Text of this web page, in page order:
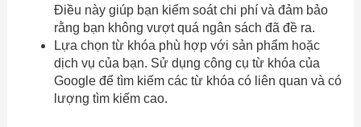
Điều này giúp bạn kiểm soát chi phí và đảm bảo
rằng bạn không vượt quá ngân sách đã đề ra.
Lựa chọn từ khóa phù hợp với sản phẩm hoặc
dịch vụ của bạn. Sử dụng công cụ từ khóa của
Google để tìm kiếm các từ khóa có liên quan và có
lượng tìm kiếm cao.